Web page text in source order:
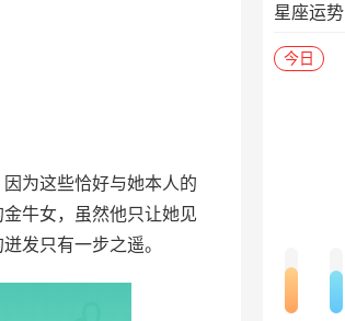
为这些恰好与她本人的
牛女，虽然他只让她见
发只有一步之遥。
星座运势
今日